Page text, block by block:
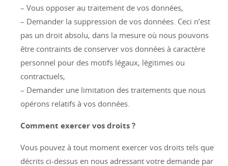
– Vous opposer au traitement de vos données,
– Demander la suppression de vos données. Ceci n’est
pas un droit absolu, dans la mesure où nous pouvons
être contraints de conserver vos données à caractère
personnel pour des motifs légaux, légitimes ou
contractuels,
– Demander une limitation des traitements que nous
opérons relatifs à vos données.
Comment exercer vos droits ?
Vous pouvez à tout moment exercer vos droits tels que
décrits ci-dessus en nous adressant votre demande par